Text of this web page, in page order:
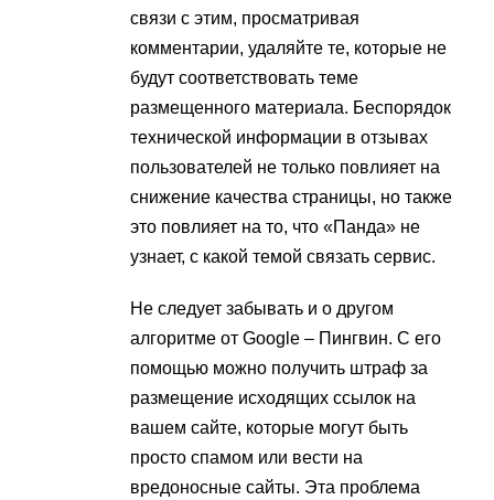
связи с этим, просматривая
комментарии, удаляйте те, которые не
будут соответствовать теме
размещенного материала. Беспорядок
технической информации в отзывах
пользователей не только повлияет на
снижение качества страницы, но также
это повлияет на то, что «Панда» не
узнает, с какой темой связать сервис.
Не следует забывать и о другом
алгоритме от Google – Пингвин. С его
помощью можно получить штраф за
размещение исходящих ссылок на
вашем сайте, которые могут быть
просто спамом или вести на
вредоносные сайты. Эта проблема